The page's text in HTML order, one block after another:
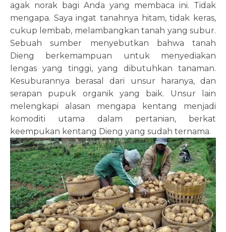
agak norak bagi Anda yang membaca ini. Tidak
mengapa. Saya ingat tanahnya hitam, tidak keras,
cukup lembab, melambangkan tanah yang subur.
Sebuah sumber menyebutkan bahwa tanah
Dieng berkemampuan untuk menyediakan
lengas yang tinggi, yang dibutuhkan tanaman.
Kesuburannya berasal dari unsur haranya, dan
serapan pupuk organik yang baik. Unsur lain
melengkapi alasan mengapa kentang menjadi
komoditi utama dalam pertanian, berkat
keempukan kentang Dieng yang sudah ternama.